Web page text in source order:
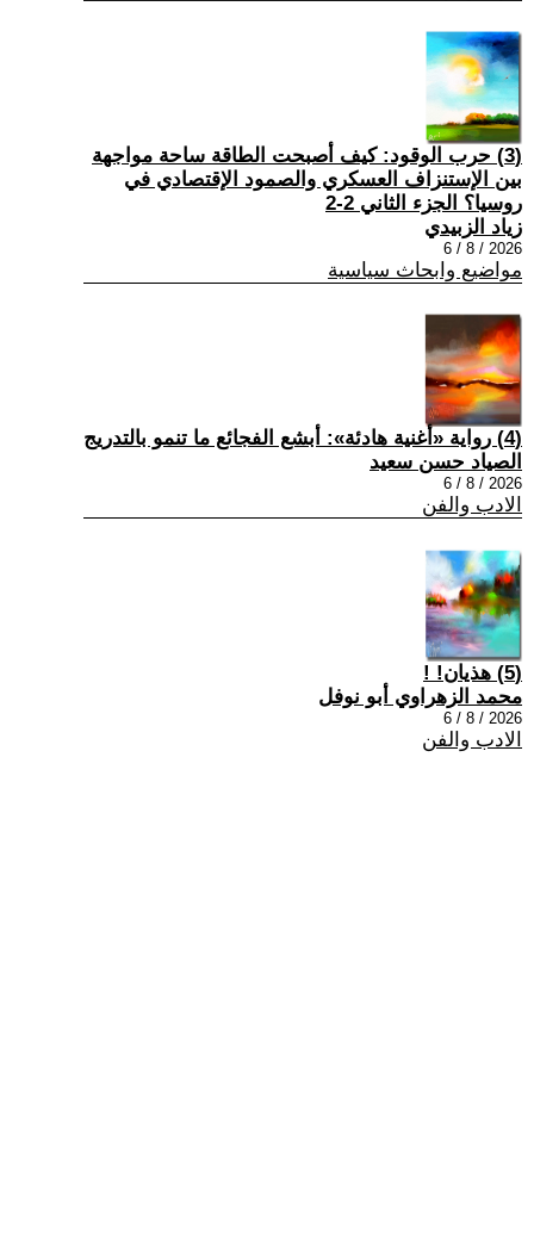
(3) حرب الوقود: كيف أصبحت الطاقة ساحة مواجهة
بين الإستنزاف العسكري والصمود الإقتصادي في
روسيا؟ الجزء الثاني 2-2
زياد الزبيدي
2026 / 8 / 6
مواضيع وابحاث سياسية
(4) رواية «أغنية هادئة»: أبشع الفجائع ما تنمو بالتدريج
الصياد حسن سعيد
2026 / 8 / 6
الادب والفن
(5) هذيان! !
محمد الزهراوي أبو نوفل
2026 / 8 / 6
الادب والفن